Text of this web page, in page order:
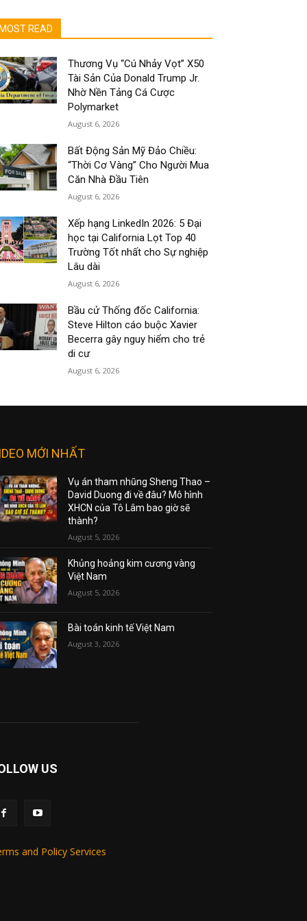
MOST READ
Thương Vụ “Cú Nhảy Vọt” X50
Tài Sản Của Donald Trump Jr.
Nhờ Nền Tảng Cá Cược
Polymarket
August 6, 2026
Bất Động Sản Mỹ Đảo Chiều:
“Thời Cơ Vàng” Cho Người Mua
Căn Nhà Đầu Tiên
August 6, 2026
Xếp hạng LinkedIn 2026: 5 Đại
học tại California Lọt Top 40
Trường Tốt nhất cho Sự nghiệp
Lâu dài
August 6, 2026
Bầu cử Thống đốc California:
Steve Hilton cáo buộc Xavier
Becerra gây nguy hiểm cho trẻ
di cư
August 6, 2026
MỚI NHẤT
Vụ án tham nhũng Sheng Thao –
David Duong đi về đâu? Mô hình
XHCN của Tô Lâm bao giờ sẽ
thành?
August 5, 2026
Khủng hoảng kim cương vàng
Việt Nam
August 5, 2026
Bài toán kinh tế Việt Nam
August 3, 2026
US
and Policy Services